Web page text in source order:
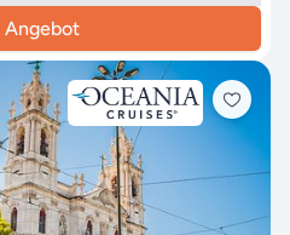
Angebot